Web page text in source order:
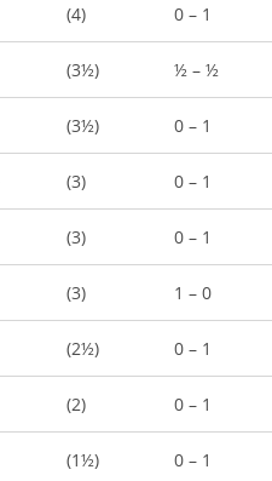
(4) 0 – 1
(3½) ½ – ½
(3½) 0 – 1
(3) 0 – 1
(3) 0 – 1
(3) 1 – 0
(2½) 0 – 1
(2) 0 – 1
(1½) 0 – 1